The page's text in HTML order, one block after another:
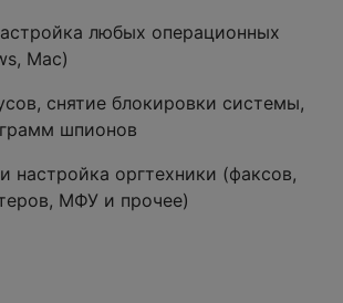
любых операционных
Mac)
снятие блокировки системы,
шпионов
настройка оргтехники (факсов,
МФУ и прочее)